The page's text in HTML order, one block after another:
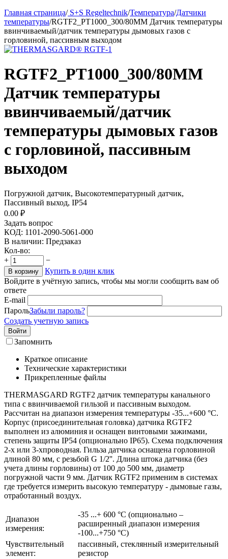
Главная страница/S+S Regeltechnik/Температура/Датчики
температуры/RGTF2_PT1000_300/80MM Датчик температуры
ввинчиваемый/датчик температуры дымовых газов с
горловиной, пассивным выходом
RGTF2_PT1000_300/80MM
Датчик температуры
ввинчиваемый/датчик
температуры дымовых газов
с горловиной, пассивным
выходом
Погружной датчик, Высокотемпературный датчик,
Пассивный выход, IP54
0.00 ₽
Задать вопрос
КОД: 1101-2090-5061-000
В наличии: Предзаказ
Кол-во:
+
−
В корзину
Купить в один клик
Войдите в учётную запись, чтобы мы могли сообщить вам об
ответе
E-mail
ПарольЗабыли пароль?
Создать учетную запись
Войти
Запомнить
Краткое описание
Технические характеристики
Прикрепленные файлы
THERMASGARD RGTF2 датчик температуры канального
типа с ввинчиваемой гильзой и пассивным выходом.
Рассчитан на диапазон измерения температуры -35...+600 °C.
Корпус (присоединительная головка) датчика RGTF2
выполнен из алюминия и оснащен винтовыми зажимами,
степень защиты IP54 (опционально IP65). Схема подключения
2-х или 3-хпроводная. Гильза датчика оснащена горловиной
длиной 80 мм, с резьбой G 1/2''. Длина штока датчика (без
учета длины горловины) от 100 до 500 мм, диаметр
погружной части 9 мм. Датчик RGTF2 применим в системах
где требуется измерить высокую температуру - дымовые газы,
отработанный воздух.
Диапазон
измерения:
-35 ...+ 600 °C (опционально –
расширенный диапазон измерения
-100...+750 °C)
Чувствительный
элемент:
пассивный, стеклянный измерительный
резистор